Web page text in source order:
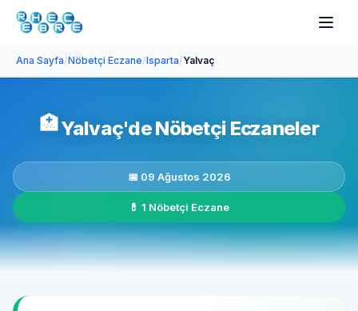
Ana Sayfa/Nöbetçi Eczane/Isparta/Yalvaç
🏥Yalvaç'de Nöbetçi Eczaneler
📅 09 Ağustos 2026
💊 1 Nöbetçi Eczane